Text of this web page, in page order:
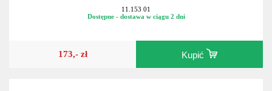
11.153 01
Dostępne - dostawa w ciągu 2 dni
173,- zł Kupić